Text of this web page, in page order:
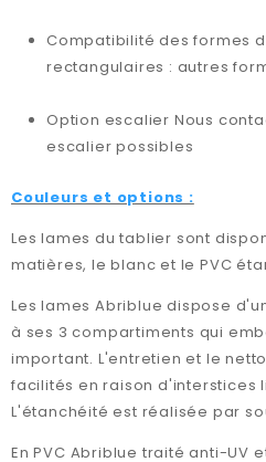
Compatibilité des formes
rectangulaires : autres
Option escalier Nous
escalier possibles
Couleurs et options :
Les lames du tablier sont
matières, le blanc et le PVC
Les lames Abriblue dispose
à ses 3 compartiments qui
important. L'entretien et le
facilités en raison d'interstices
L'étanchéité est réalisée par
En PVC Abriblue traité anti-UV